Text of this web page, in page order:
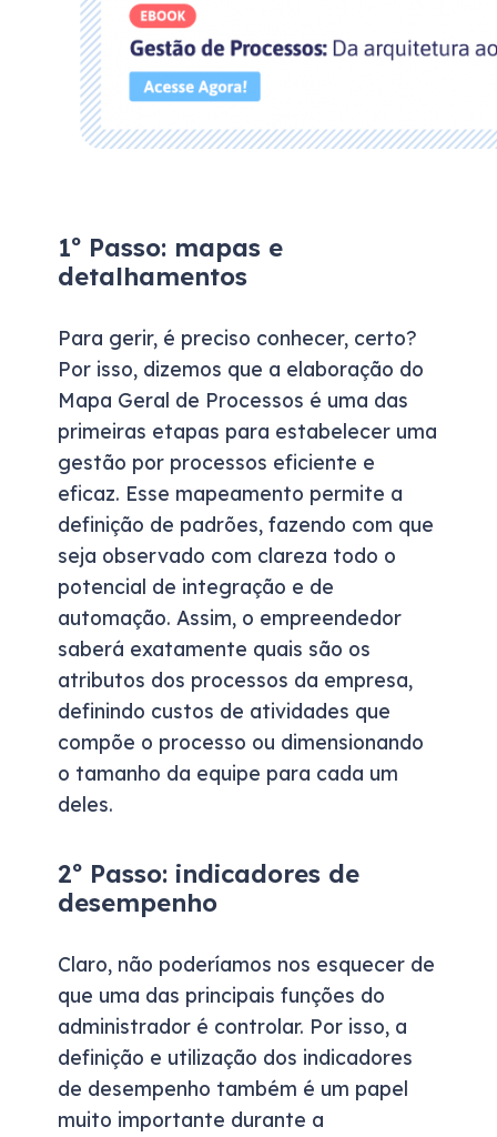
1º Passo: mapas e
detalhamentos
Para gerir, é preciso conhecer, certo?
Por isso, dizemos que a elaboração do
Mapa Geral de Processos é uma das
primeiras etapas para estabelecer uma
gestão por processos eficiente e
eficaz. Esse mapeamento permite a
definição de padrões, fazendo com que
seja observado com clareza todo o
potencial de integração e de
automação. Assim, o empreendedor
saberá exatamente quais são os
atributos dos processos da empresa,
definindo custos de atividades que
compõe o processo ou dimensionando
o tamanho da equipe para cada um
deles.
2º Passo: indicadores de
desempenho
Claro, não poderíamos nos esquecer de
que uma das principais funções do
administrador é controlar. Por isso, a
definição e utilização dos indicadores
de desempenho também é um papel
muito importante durante a